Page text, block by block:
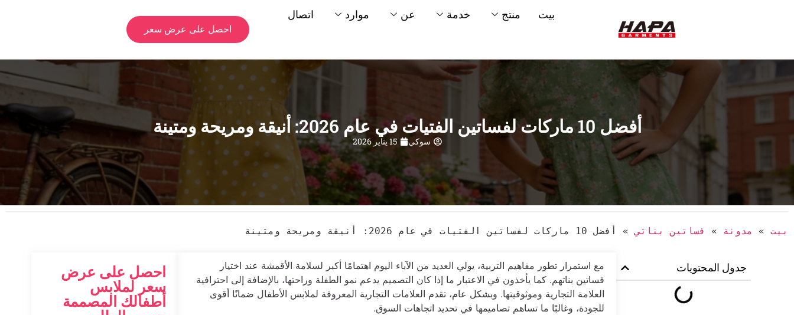
بيت منتج خدمة عن موارد اتصال
احصل على عرض سعر
أفضل 10 ماركات لفساتين الفتيات في عام 2026: أنيقة ومريحة ومتينة
سوكي 15 يناير 2026
بيت » مدونة » فساتين بناتي» أفضل 10 ماركات لفساتين الفتيات في عام 2026: أنيقة ومريحة ومتينة
جدول المحتويات
مع استمرار تطور مفاهيم التربية، يولي العديد من الآباء اليوم اهتمامًا أكبر لسلامة الأقمشة عند اختيار
فساتين بناتهم. كما يأخذون في الاعتبار ما إذا كان التصميم يدعم نمو الطفلة وراحتها، بالإضافة إلى احترافية
العلامة التجارية وموثوقيتها. وبشكل عام، تقدم العلامات التجارية المعروفة لملابس الأطفال ضمانًا أقوى
للجودة، وغالبًا ما تساهم تصاميمها في تحديد اتجاهات السوق.
احصل على عرض
سعر لملابس
أطفالك المصممة